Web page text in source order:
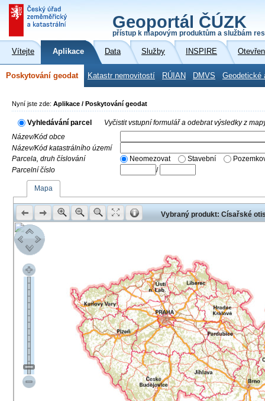
Geoportál ČÚZK
přístup k mapovým produktům a službám
Vítejte Aplikace Data Služby INSPIRE
Poskytování geodat Katastr nemovitostí RÚIAN DMVS Geodetické
Nyní jste zde: Aplikace / Poskytování geodat
Vyhledávání parcel
Vyčistit vstupní formulář a odebrat výsledky z
Název/Kód obce
Název/Kód katastrálního území
Parcela, druh číslování
Neomezovat Stavební
Parcelní číslo
/
Mapa
Vybraný produkt: Císařské